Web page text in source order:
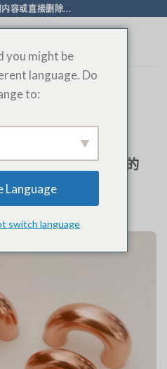
容或直接删除...
IN THIS VIDEO
备生产优质铜弯头的
回报
you might be
language. Do
to:
Language
switch language